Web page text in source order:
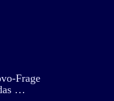
Frage
…